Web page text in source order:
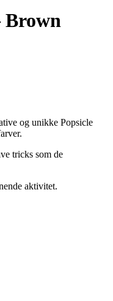
Brown
og unikke Popsicle
tricks som de
aktivitet.